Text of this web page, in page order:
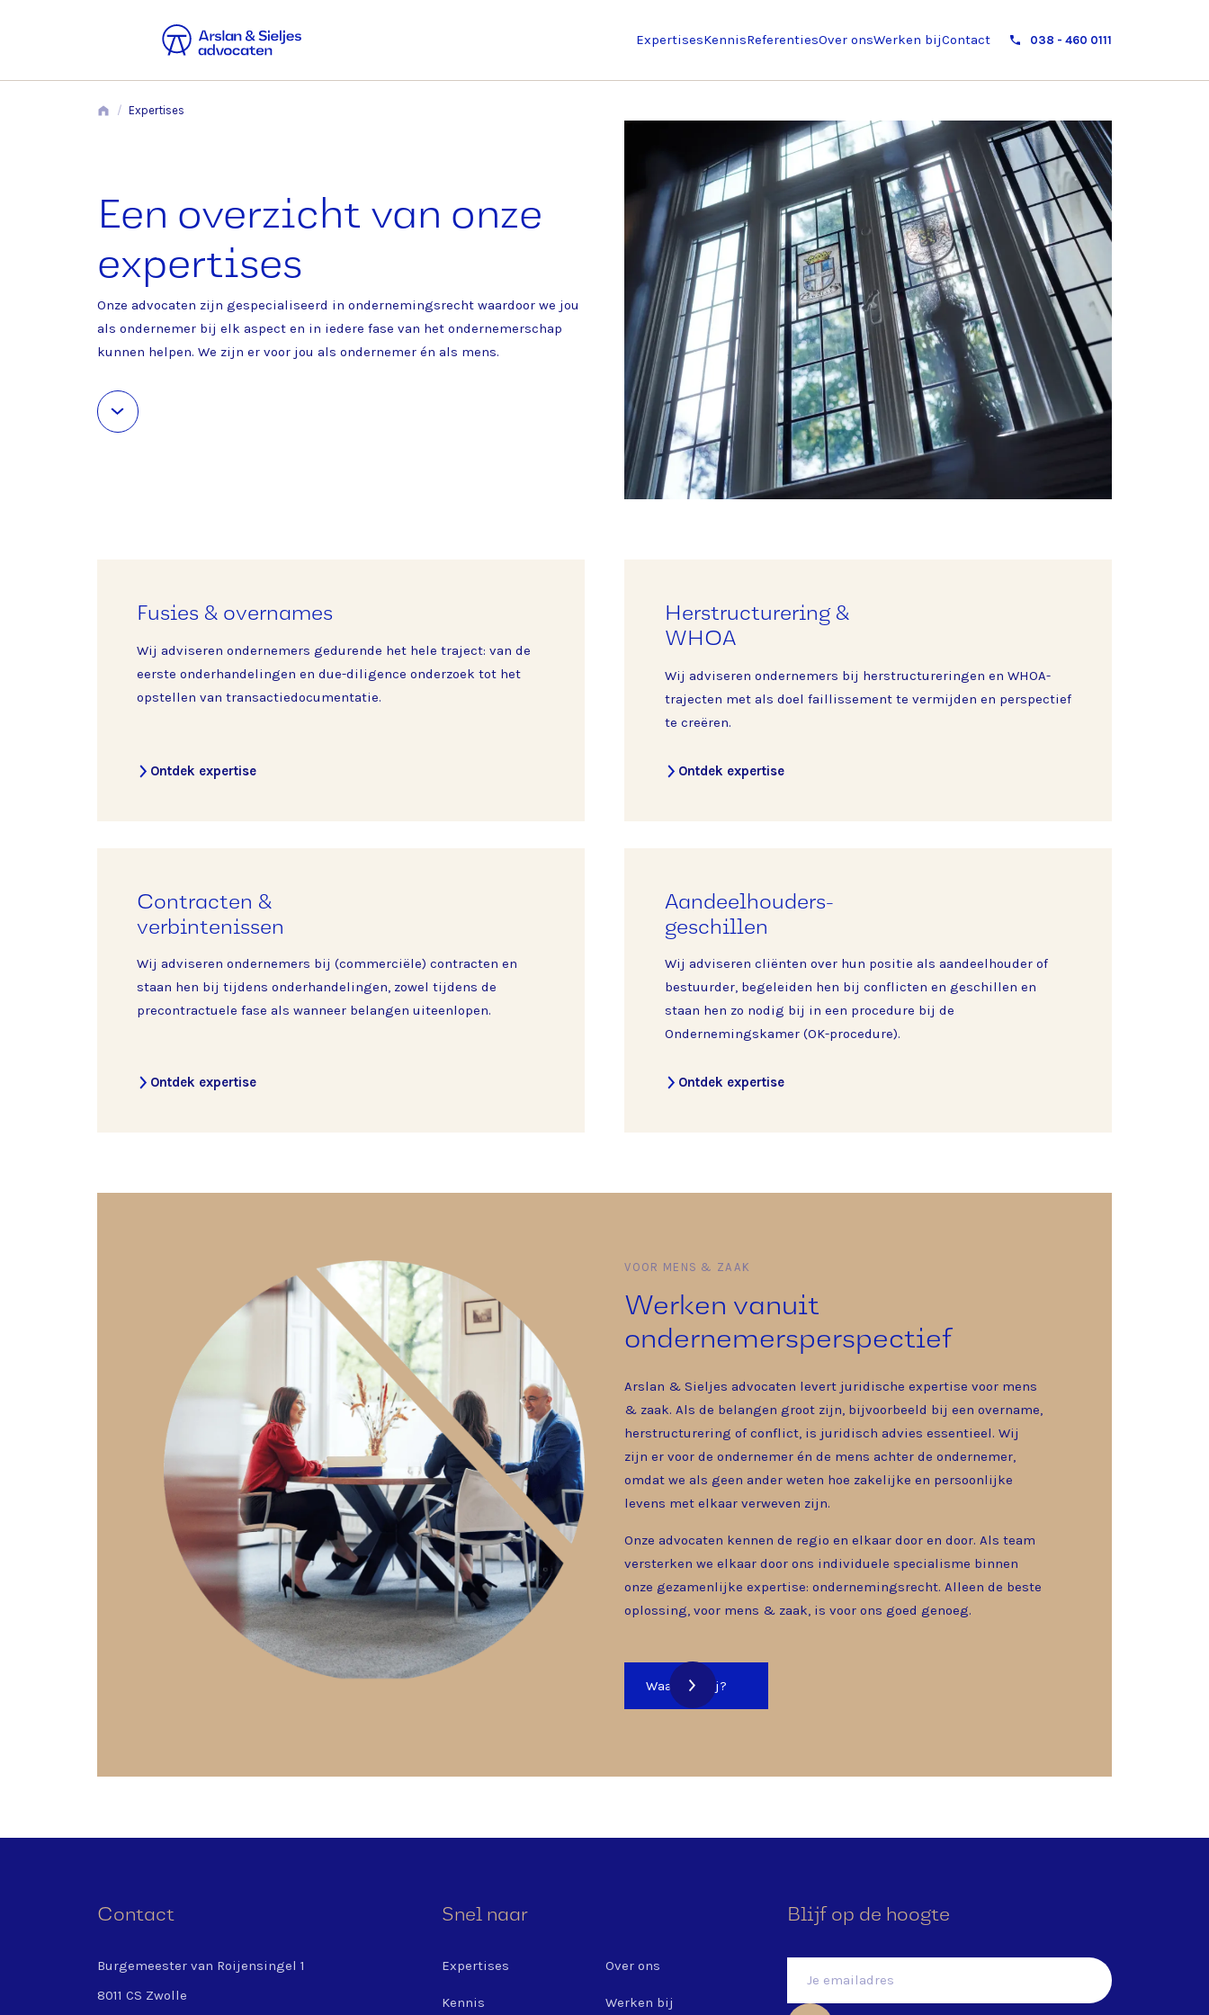
ExpertisesKennisReferentiesOver onsWerken bijContact 038 - 460 0111
/ Expertises
Een overzicht van onze
expertises
Onze advocaten zijn gespecialiseerd in ondernemingsrecht waardoor we jou
als ondernemer bij elk aspect en in iedere fase van het ondernemerschap
kunnen helpen. We zijn er voor jou als ondernemer én als mens.
Fusies & overnames
Wij adviseren ondernemers gedurende het hele traject: van de
eerste onderhandelingen en due-diligence onderzoek tot het
opstellen van transactiedocumentatie.
Ontdek expertise
Herstructurering &
WHOA
Wij adviseren ondernemers bij herstructureringen en WHOA-
trajecten met als doel faillissement te vermijden en perspectief
te creëren.
Ontdek expertise
Contracten &
verbintenissen
Wij adviseren ondernemers bij (commerciële) contracten en
staan hen bij tijdens onderhandelingen, zowel tijdens de
precontractuele fase als wanneer belangen uiteenlopen.
Ontdek expertise
Aandeelhouders­
geschillen
Wij adviseren cliënten over hun positie als aandeelhouder of
bestuurder, begeleiden hen bij conflicten en geschillen en
staan hen zo nodig bij in een procedure bij de
Ondernemingskamer (OK-procedure).
Ontdek expertise
VOOR MENS & ZAAK
Werken vanuit
ondernemersperspectief
Arslan & Sieljes advocaten levert juridische expertise voor mens
& zaak. Als de belangen groot zijn, bijvoorbeeld bij een overname,
herstructurering of conflict, is juridisch advies essentieel. Wij
zijn er voor de ondernemer én de mens achter de ondernemer,
omdat we als geen ander weten hoe zakelijke en persoonlijke
levens met elkaar verweven zijn.
Onze advocaten kennen de regio en elkaar door en door. Als team
versterken we elkaar door ons individuele specialisme binnen
onze gezamenlijke expertise: ondernemingsrecht. Alleen de beste
oplossing, voor mens & zaak, is voor ons goed genoeg.
Waarom wij?
Contact
Burgemeester van Roijensingel 1
8011 CS Zwolle
Snel naar
Expertises Over ons
Kennis Werken bij
Blijf op de hoogte